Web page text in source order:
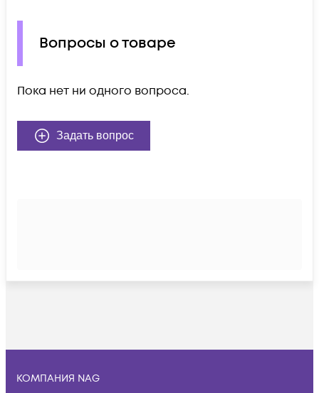
Вопросы о товаре
Пока нет ни одного вопроса.
Задать вопрос
КОМПАНИЯ NAG